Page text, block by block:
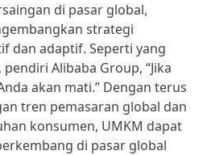
di pasar global,
strategi
dan adaptif. Seperti yang
Alibaba Group, “Jika
akan mati.” Dengan terus
tren pemasaran global dan
konsumen, UMKM dapat
di pasar global